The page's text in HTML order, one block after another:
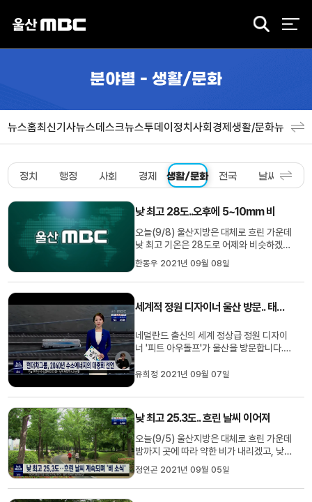
검
분야별 - 생활/문화
뉴스홈최신기사뉴스데스크뉴스투데이정치사회경제생활/문화뉴스특
정치 행정 사회 경제 생활/문화 전국 날씨
낮 최고 28도..오후에 5~10mm 비
오늘(9/8) 울산지방은 대체로 흐린 가운데
낮 최고 기온은 28도로 어제와 비슷하겠습
니다.저기압의 영향으로 오늘 오후부터 저
녁 사이에는 5~10mm 가량의 비가 내리
겠습니다. 내일은 구름 많은 가운데
비소식은 없겠다고 울산기상대는 예보했습
한동우 2021년 09월 08일
세계적 정원 디자이너 울산 방문.. 태화강 국가정원에 작품 조성
네덜란드 출신의 세계 정상급 정원 디자이
너 '피트 아우돌프'가 울산을 방문합니다.피
화강 국가정원에 자신의 작품을 조성하기
하고 국내 식물 자원을 확인할 예정입니다.
피트 아우돌프의 작품은 국가정원의 현재
국화원 부지 1만8천㎡에 조...
유희정 2021년 09월 07일
낮 최고 25.3도.. 흐린 날씨 이어져
오늘(9/5) 울산지방은 대체로 흐린 가운데
밤까지 곳에 따라 약한 비가 내리겠고, 낮
최고 기온은 어제와 비슷한 25.3도를 기록
했습니다. 내일도 흐린 가운데 아침 최저
20도, 낮 최고 25도로 평년보다 낮은 기온
정인곤 2021년 09월 05일